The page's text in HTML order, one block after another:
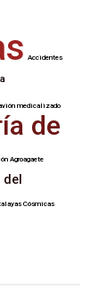
Accidentes
medicalizado
de
Agroagaete
Cósmicas